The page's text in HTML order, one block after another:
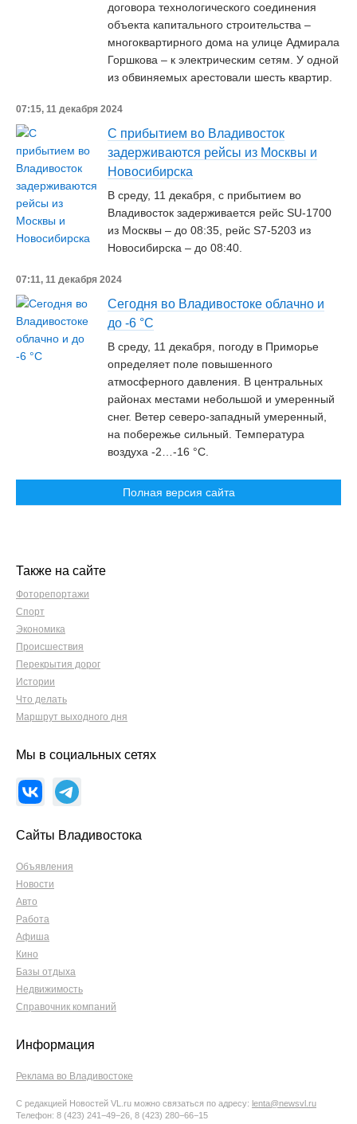
договора технологического соединения
объекта капитального строительства –
многоквартирного дома на улице Адмирала
Горшкова – к электрическим сетям. У одной
из обвиняемых арестовали шесть квартир.
07:15, 11 декабря 2024
С прибытием во Владивосток
задерживаются рейсы из Москвы и
Новосибирска
В среду, 11 декабря, с прибытием во
Владивосток задерживается рейс SU-1700
из Москвы – до 08:35, рейс S7-5203 из
Новосибирска – до 08:40.
07:11, 11 декабря 2024
Сегодня во Владивостоке облачно и
до -6 °C
В среду, 11 декабря, погоду в Приморье
определяет поле повышенного
атмосферного давления. В центральных
районах местами небольшой и умеренный
снег. Ветер северо-западный умеренный,
на побережье сильный. Температура
воздуха -2…-16 °C.
Полная версия сайта
Также на сайте
Фоторепортажи
Спорт
Экономика
Происшествия
Перекрытия дорог
Истории
Что делать
Маршрут выходного дня
Мы в социальных сетях
Сайты Владивостока
Объявления
Новости
Авто
Работа
Афиша
Кино
Базы отдыха
Недвижимость
Справочник компаний
Информация
Реклама во Владивостоке
С редакцией Новостей VL.ru можно связаться по адресу: lenta@newsvl.ru
Телефон: 8 (423) 241−49−26, 8 (423) 280−66−15